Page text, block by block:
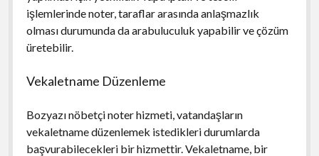
işlemlerinde noter, taraflar arasında anlaşmazlık
olması durumunda da arabuluculuk yapabilir ve çözüm
üretebilir.
Vekaletname Düzenleme
Bozyazı nöbetçi noter hizmeti, vatandaşların
vekaletname düzenlemek istedikleri durumlarda
başvurabilecekleri bir hizmettir. Vekaletname, bir